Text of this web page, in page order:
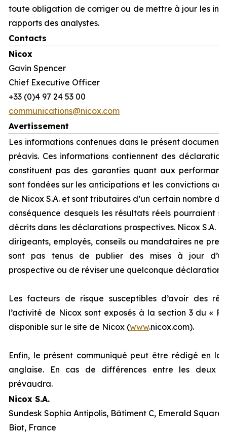
toute obligation de corriger ou de mettre à jour les
rapports des analystes.
Contacts
Nicox
Gavin Spencer
Chief Executive Officer
+33 (0)4 97 24 53 00
communications@nicox.com
Avertissement
Les informations contenues dans le présent
préavis. Ces informations contiennent des
constituent pas des garanties quant aux
sont fondées sur les anticipations et les convictions
de Nicox S.A. et sont tributaires d’un certain nombre
conséquence desquels les résultats réels pourraient
décrits dans les déclarations prospectives. Nicox S.A.
dirigeants, employés, conseils ou mandataires ne
sont pas tenus de publier des mises à jour
prospective ou de réviser une quelconque déclaration
Les facteurs de risque susceptibles d’avoir des
l’activité de Nicox sont exposés à la section 3 du «
disponible sur le site de Nicox (www.nicox.com).
Enfin, le présent communiqué peut être rédigé en
anglaise. En cas de différences entre les deux
prévaudra.
Nicox S.A.
Sundesk Sophia Antipolis, Bâtiment C, Emerald
Biot, France